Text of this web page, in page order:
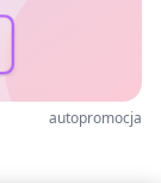
autopromocja